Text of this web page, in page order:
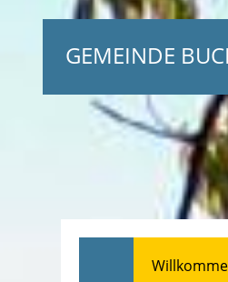
GEMEINDE